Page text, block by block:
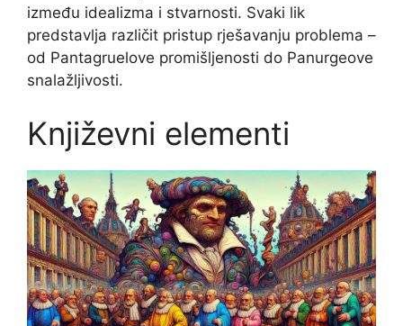
između idealizma i stvarnosti. Svaki lik
predstavlja različit pristup rješavanju problema –
od Pantagruelove promišljenosti do Panurgeove
snalažljivosti.
Književni elementi